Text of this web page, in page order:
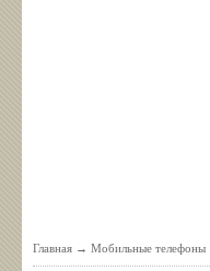
Главная → Мобильные телефоны